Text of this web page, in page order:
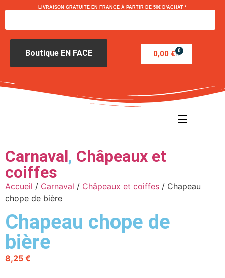
LIVRAISON GRATUITE EN FRANCE À PARTIR DE 50€ D'ACHAT *
Boutique EN FACE 0,00 € 0
Carnaval, Châpeaux et
coiffes
Accueil / Carnaval / Châpeaux et coiffes / Chapeau
chope de bière
Chapeau chope de
bière
8,25 €